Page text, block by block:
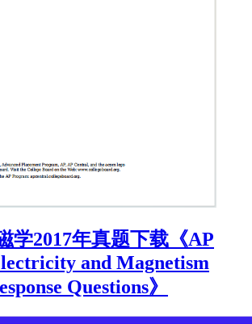
学2017年真题下载《AP
and Magnetism
Questions》